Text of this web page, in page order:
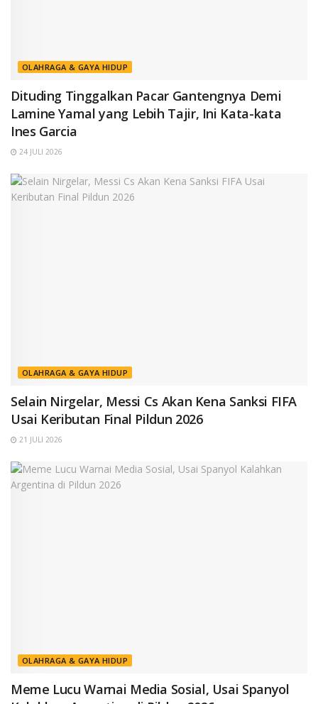
OLAHRAGA & GAYA HIDUP
Dituding Tinggalkan Pacar Gantengnya Demi
Lamine Yamal yang Lebih Tajir, Ini Kata-kata
Ines Garcia
24 JULI 2026
OLAHRAGA & GAYA HIDUP
Selain Nirgelar, Messi Cs Akan Kena Sanksi FIFA
Usai Keributan Final Pildun 2026
21 JULI 2026
OLAHRAGA & GAYA HIDUP
Meme Lucu Warnai Media Sosial, Usai Spanyol